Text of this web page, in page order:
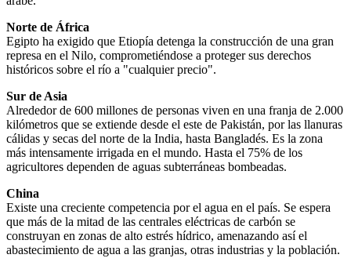
Norte de África
Egipto ha exigido que Etiopía detenga la construcción de una gran
represa en el Nilo, comprometiéndose a proteger sus derechos
históricos sobre el río a "cualquier precio".
Sur de Asia
Alrededor de 600 millones de personas viven en una franja de 2.000
kilómetros que se extiende desde el este de Pakistán, por las llanuras
cálidas y secas del norte de la India, hasta Bangladés. Es la zona
más intensamente irrigada en el mundo. Hasta el 75% de los
agricultores dependen de aguas subterráneas bombeadas.
China
Existe una creciente competencia por el agua en el país. Se espera
que más de la mitad de las centrales eléctricas de carbón se
construyan en zonas de alto estrés hídrico, amenazando así el
abastecimiento de agua a las granjas, otras industrias y la población.